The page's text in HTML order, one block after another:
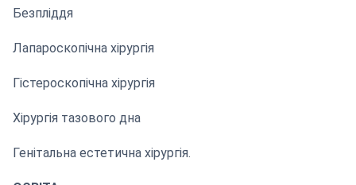
Безпліддя
Лапароскопічна хірургія
Гістероскопічна хірургія
Хірургія тазового дна
Генітальна естетична хірургія.